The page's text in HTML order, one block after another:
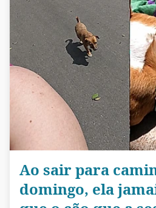
Ao sair para
domingo, ela